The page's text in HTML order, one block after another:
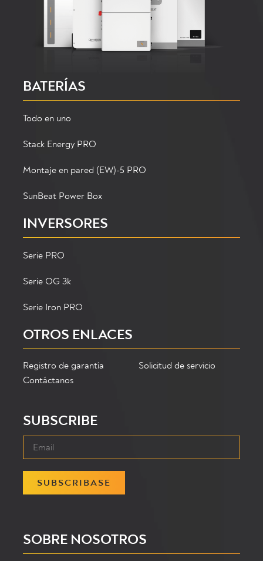
BATERÍAS
Todo en uno
Stack Energy PRO
Montaje en pared (EW)-5 PRO
SunBeat Power Box
INVERSORES
Serie PRO
Serie OG 3k
Serie Iron PRO
OTROS ENLACES
Registro de garantía
Contáctanos
Solicitud de servicio
SUBSCRIBE
SUBSCRIBASE
SOBRE NOSOTROS